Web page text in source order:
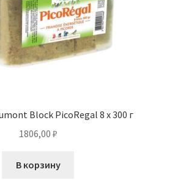
Block PicoRegal 8 x 300 г
1806,00 ₽
В корзину